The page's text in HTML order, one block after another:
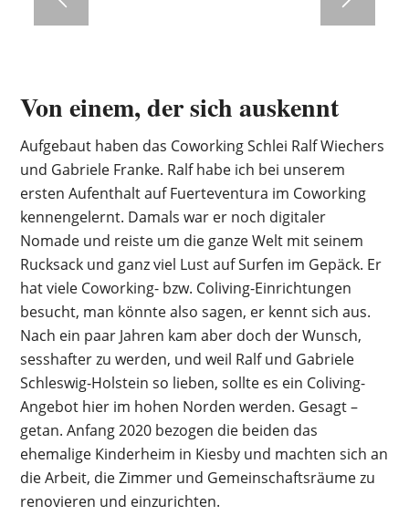
Von einem, der sich auskennt
Aufgebaut haben das Coworking Schlei Ralf Wiechers
und Gabriele Franke. Ralf habe ich bei unserem
ersten Aufenthalt auf Fuerteventura im Coworking
kennengelernt. Damals war er noch digitaler
Nomade und reiste um die ganze Welt mit seinem
Rucksack und ganz viel Lust auf Surfen im Gepäck. Er
hat viele Coworking- bzw. Coliving-Einrichtungen
besucht, man könnte also sagen, er kennt sich aus.
Nach ein paar Jahren kam aber doch der Wunsch,
sesshafter zu werden, und weil Ralf und Gabriele
Schleswig-Holstein so lieben, sollte es ein Coliving-
Angebot hier im hohen Norden werden. Gesagt –
getan. Anfang 2020 bezogen die beiden das
ehemalige Kinderheim in Kiesby und machten sich an
die Arbeit, die Zimmer und Gemeinschaftsräume zu
renovieren und einzurichten.